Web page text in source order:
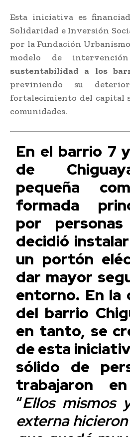
Esta iniciativa es
Solidaridad e Inversión
por la Fundación
modelo de
sustentabilidad a los
previniendo su
fortalecimiento del capital
comunidades.
En el barrio 7
de
pequeña
formada
por personas
decidió
un portón
dar mayor
entorno. En la
del barrio
en tanto, se
de esta
sólido de
trabajaron
“Ellos mismos
externa